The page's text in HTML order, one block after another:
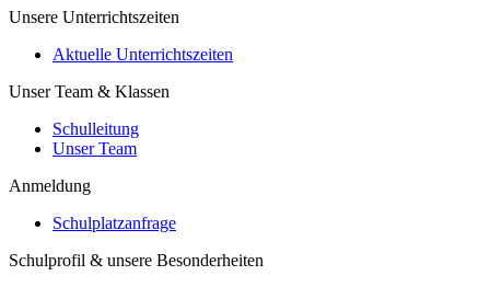
Unsere Unterrichtszeiten
Aktuelle Unterrichtszeiten
Unser Team & Klassen
Schulleitung
Unser Team
Anmeldung
Schulplatzanfrage
Schulprofil & unsere Besonderheiten